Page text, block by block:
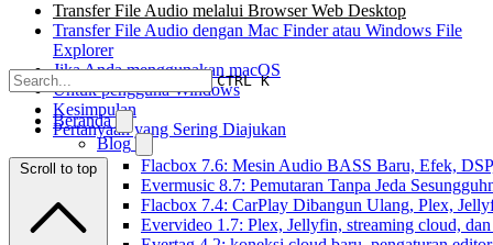
CTRL K
Beranda
Blog
Flacbox 7.6: Mesin Audio BASS Baru, Efek,
Evermusic 8.7: Pemutaran Tanpa Jeda
Flacbox 7.4: CarPlay Dibangun Ulang, Plex,
Evervideo 1.7: Plex, Jellyfin, streaming cloud,
Transfer File Audio melalui Browser Web Desktop
Transfer File Audio dengan Mac Finder atau Windows File
Explorer
Jika Anda menggunakan macOS
Untuk pengguna Windows
Kesimpulan
Pertanyaan yang Sering Diajukan
Scroll to top